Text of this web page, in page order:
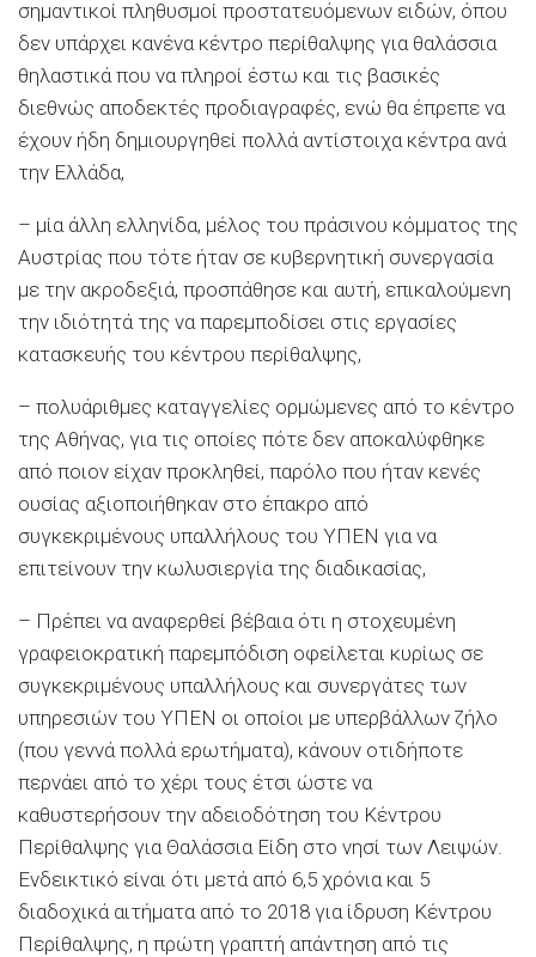
σημαντικοί πληθυσμοί προστατευόμενων ειδών, όπου
δεν υπάρχει κανένα κέντρο περίθαλψης για θαλάσσια
θηλαστικά που να πληροί έστω και τις βασικές
διεθνώς αποδεκτές προδιαγραφές, ενώ θα έπρεπε να
έχουν ήδη δημιουργηθεί πολλά αντίστοιχα κέντρα ανά
την Ελλάδα,
– μία άλλη ελληνίδα, μέλος του πράσινου κόμματος της
Αυστρίας που τότε ήταν σε κυβερνητική συνεργασία
με την ακροδεξιά, προσπάθησε και αυτή, επικαλούμενη
την ιδιότητά της να παρεμποδίσει στις εργασίες
κατασκευής του κέντρου περίθαλψης,
– πολυάριθμες καταγγελίες ορμώμενες από το κέντρο
της Αθήνας, για τις οποίες πότε δεν αποκαλύφθηκε
από ποιον είχαν προκληθεί, παρόλο που ήταν κενές
ουσίας αξιοποιήθηκαν στο έπακρο από
συγκεκριμένους υπαλλήλους του ΥΠΕΝ για να
επιτείνουν την κωλυσιεργία της διαδικασίας,
– Πρέπει να αναφερθεί βέβαια ότι η στοχευμένη
γραφειοκρατική παρεμπόδιση οφείλεται κυρίως σε
συγκεκριμένους υπαλλήλους και συνεργάτες των
υπηρεσιών του ΥΠΕΝ οι οποίοι με υπερβάλλων ζήλο
(που γεννά πολλά ερωτήματα), κάνουν οτιδήποτε
περνάει από το χέρι τους έτσι ώστε να
καθυστερήσουν την αδειοδότηση του Κέντρου
Περίθαλψης για Θαλάσσια Είδη στο νησί των Λειψών.
Ενδεικτικό είναι ότι μετά από 6,5 χρόνια και 5
διαδοχικά αιτήματα από το 2018 για ίδρυση Κέντρου
Περίθαλψης, η πρώτη γραπτή απάντηση από τις